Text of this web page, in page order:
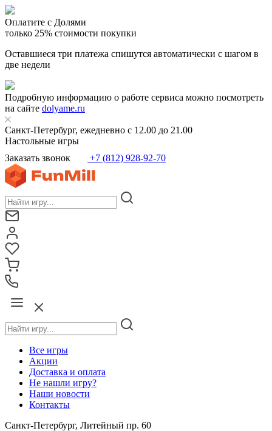
Оплатите с Долями
только 25% стоимости покупки
Оставшиеся три платежа спишутся автоматически с шагом в
две недели
Подробную информацию о работе сервиса можно посмотреть
на сайте dolyame.ru
Санкт-Петербург, ежедневно с 12.00 до 21.00
Настольные игры
Заказать звонок
+7 (812) 928-92-70
Все игры
Акции
Доставка и оплата
Не нашли игру?
Наши новости
Контакты
Санкт-Петербург, Литейный пр. 60